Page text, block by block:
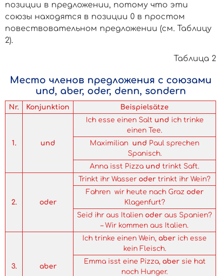
позиции в предложении, потому что эти
союзы находятся в позиции 0 в простом
повествовательном предложении (см. Таблицу
2).
Таблица 2
Место членов предложения с союзами
und, aber, oder, denn, sondern
Nr. Konjunktion Beispielsätze
1. und
Ich esse einen Salt und ich trinke
einen Tee.
Maximilian und Paul sprechen
Spanisch.
Anna isst Pizza und trinkt Saft.
2. oder
Trinkt ihr Wasser oder trinkt ihr Wein?
Fahren wir heute nach Graz oder
Klagenfurt?
Seid ihr aus Italien oder aus Spanien?
– Wir kommen aus Italien.
3. aber
Ich trinke einen Wein, aber ich esse
kein Fleisch.
Emma isst eine Pizza, abersie hat
noch Hunger.